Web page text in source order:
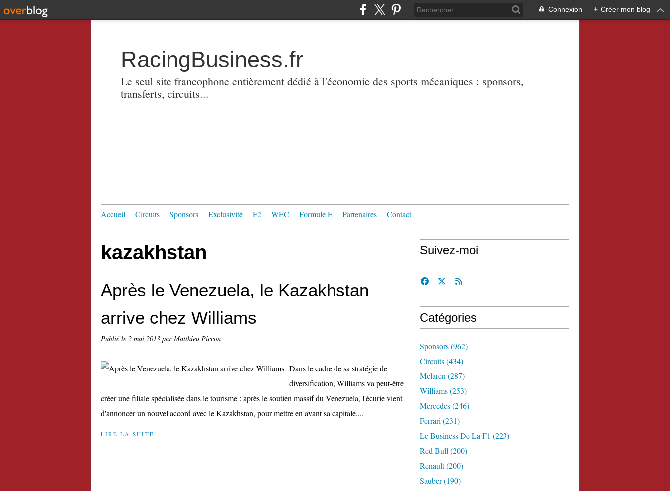
Connexion + Créer mon blog
RacingBusiness.fr
Le seul site francophone entièrement dédié à l'économie des sports mécaniques : sponsors,
transferts, circuits...
Accueil Circuits Sponsors Exclusivité F2 WEC Formule E Partenaires Contact
kazakhstan
Après le Venezuela, le Kazakhstan
arrive chez Williams
Publié le 2 mai 2013 par Matthieu Piccon
Dans le cadre de sa stratégie de
diversification, Williams va peut-être
créer une filiale spécialisée dans le tourisme : après le soutien massif du Venezuela, l'écurie vient
d'annoncer un nouvel accord avec le Kazakhstan, pour mettre en avant sa capitale,...
LIRE LA SUITE
Suivez-moi
Catégories
Sponsors(962)
Circuits(434)
Mclaren (287)
Williams(253)
Mercedes(246)
Ferrari (231)
Le Business De La F1 (223)
Red Bull (200)
Renault(200)
Sauber(190)